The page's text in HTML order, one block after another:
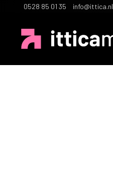
0528 85 01 35 info@ittica.nl